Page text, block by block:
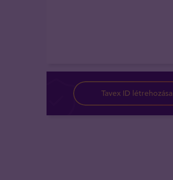
Tavex ID létrehozása